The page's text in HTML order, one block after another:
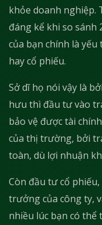
khỏe doanh nghiệp.
đáng kể khi so sánh
của bạn chính là
hay cổ phiếu.
Sở dĩ họ nói vậy là
hưu thì đầu tư vào
bảo vệ được tài
của thị trường, bởi
toàn, dù lợi nhuận
Còn đầu tư cổ
trưởng của công ty,
nhiều lúc bạn có thể